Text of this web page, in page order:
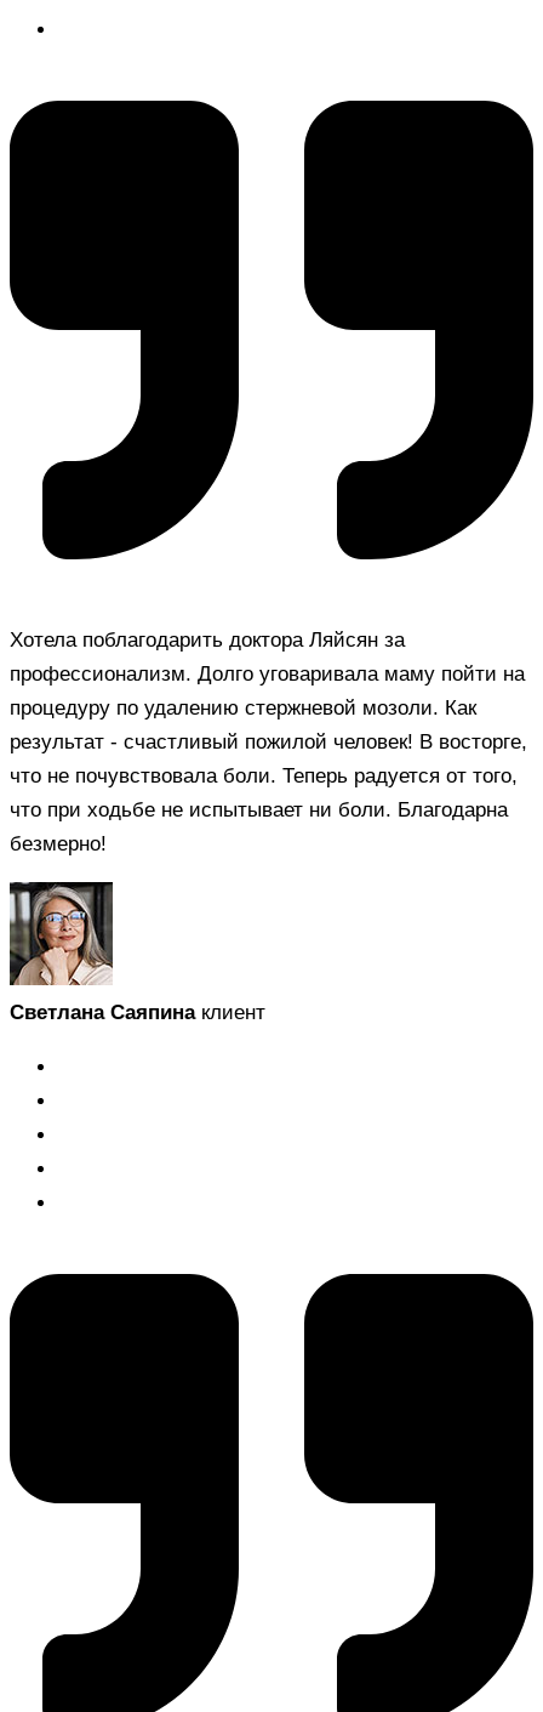
Хотела поблагодарить доктора Ляйсян за
профессионализм. Долго уговаривала маму пойти на
процедуру по удалению стержневой мозоли. Как
результат - счастливый пожилой человек! В восторге,
что не почувствовала боли. Теперь радуется от того,
что при ходьбе не испытывает ни боли. Благодарна
безмерно!
Светлана Саяпина клиент